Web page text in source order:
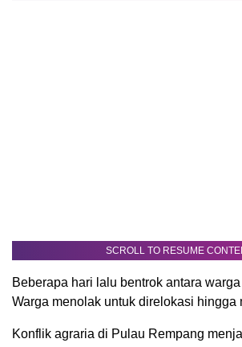
SCROLL TO RESUME
Beberapa hari lalu bentrok antara
Warga menolak untuk direlokasi hingga
Konflik agraria di Pulau Rempang